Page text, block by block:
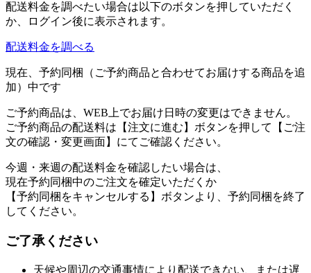
配送料金を調べたい場合は以下のボタンを押していただく
か、ログイン後に表示されます。
配送料金を調べる
現在、予約同梱（ご予約商品と合わせてお届けする商品を追
加）中です
ご予約商品は、WEB上でお届け日時の変更はできません。
ご予約商品の配送料は【注文に進む】ボタンを押して【ご注
文の確認・変更画面】にてご確認ください。
今週・来週の配送料金を確認したい場合は、
現在予約同梱中のご注文を確定いただくか
【予約同梱をキャンセルする】ボタンより、予約同梱を終了
してください。
ご了承ください
天候や周辺の交通事情により配送できない、または遅